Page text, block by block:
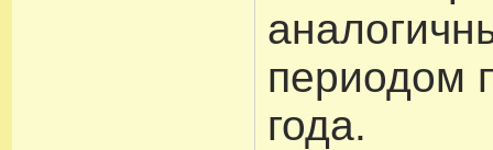
периодом
года.